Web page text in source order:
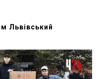
Львівський